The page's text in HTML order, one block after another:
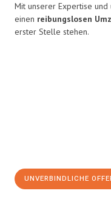
Mit unserer Expertise
einen reibungslosen
erster Stelle stehen.
UNVERBINDLICHE